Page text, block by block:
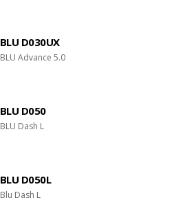
BLU D030UX
BLU Advance 5.0
BLU D050
BLU Dash L
BLU D050L
Blu Dash L